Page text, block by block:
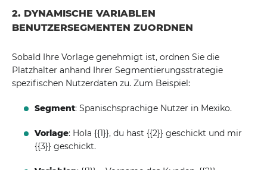
2. DYNAMISCHE VARIABLEN
BENUTZERSEGMENTEN ZUORDNEN
Sobald Ihre Vorlage genehmigt ist, ordnen Sie die
Platzhalter anhand Ihrer Segmentierungsstrategie
spezifischen Nutzerdaten zu. Zum Beispiel:
Segment: Spanischsprachige Nutzer in Mexiko.
Vorlage: Hola {{1}}, du hast {{2}} geschickt und mir
{{3}} geschickt.